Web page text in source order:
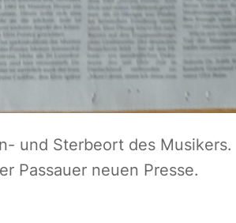
und Sterbeort des Musikers.
Passauer neuen Presse.